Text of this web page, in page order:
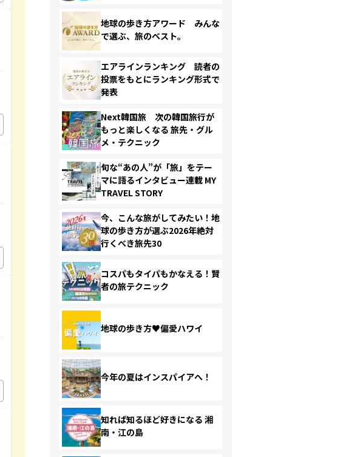
地球の歩き方アワード みんな
で選ぶ、旅のベスト。
エアラインランキング 読者の
投票をもとにランキング形式で
発表
Next韓国旅 次の韓国旅行が
もっと楽しくなる 旅先・グル
メ・テクニック
旬な“あの人”が「旅」をテー
マに語るインタビュー連載 MY
TRAVEL STORY
今、こんな旅がしてみたい！地
球の歩き方が選ぶ2026年絶対
行くべき旅先30
コスパもタイパもかなえる！賢
者の旅テクニック
地球の歩き方♥偏愛ハワイ
今年の夏はインスパイアへ！
知れば知るほど好きになる 湘
南・江の島